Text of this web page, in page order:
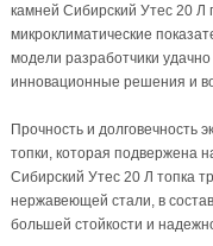
камней Сибирский Утес 20 Л
микроклиматические
модели разработчики
инновационные решения и
Прочность и долговечность
топки, которая подвержена
Сибирский Утес 20 Л топка
нержавеющей стали, в
большей стойкости и